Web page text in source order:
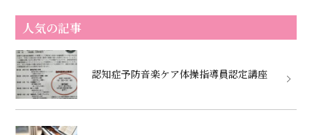
人気の記事
認知症予防音楽ケア体操指導員認定講座